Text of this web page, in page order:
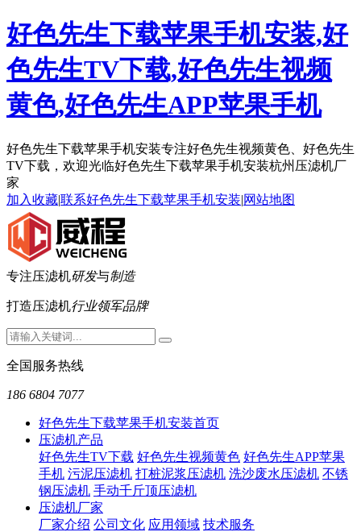
好色先生下载苹果手机安装,好
色先生TV下载,好色先生视频
黄色,好色先生APP苹果手机
好色先生下载苹果手机安装专注好色先生视频黄色、好色先生
TV下载，欢迎光临好色先生下载苹果手机安装杭州压滤机厂
家
加入收藏|联系好色先生下载苹果手机安装|网站地图
专注压滤机研发与制造
打造压滤机行业领军品牌
全国服务热线
186 6804 7077
好色先生下载苹果手机安装首页
压滤机产品
好色先生TV下载 好色先生视频黄色 好色先生APP苹果
手机 污泥压滤机 打桩泥浆压滤机 洗沙废水压滤机 不锈
钢压滤机 手动千斤顶压滤机
压滤机厂家
厂家介绍 公司文化 应用领域 技术服务